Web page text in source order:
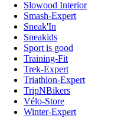
Slowood Interior
Smash-Expert
Sneak'In
Sneakids
Sport is good
Training-Fit
Trek-Expert
Triathlon-Expert
TripNBikers
Vélo-Store
Winter-Expert